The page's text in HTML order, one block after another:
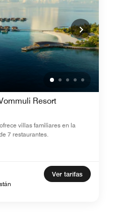
Resort
villas familiares en la
7 restaurantes.
Ver tarifas